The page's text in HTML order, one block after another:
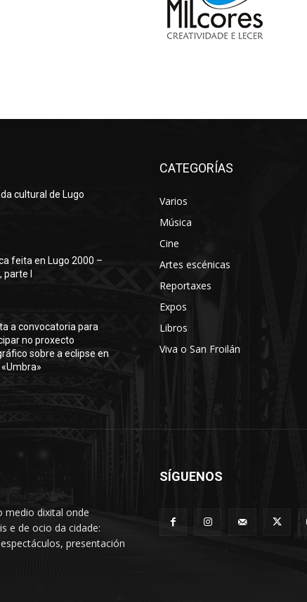
cultural de Lugo
feita en Lugo 2000 –
parte I
a convocatoria para
no proxecto
sobre a eclipse en
«Umbra»
CATEGORÍAS
Varios
Música
Cine
Artes escénicas
Reportaxes
Expos
Libros
Viva o San Froilán
medio dixital onde
e de ocio da cidade:
presentación
SÍGUENOS